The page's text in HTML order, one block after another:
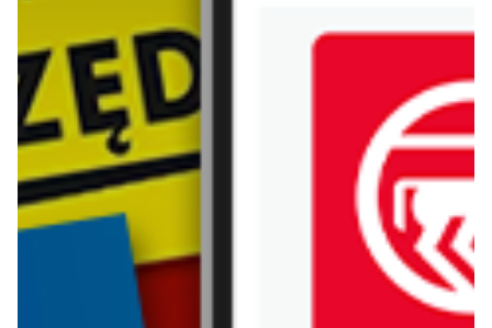
już za 1 dzień
Lidl
aktualna
Carrefour
WIĘCEJ GAZETEK AUCHAN